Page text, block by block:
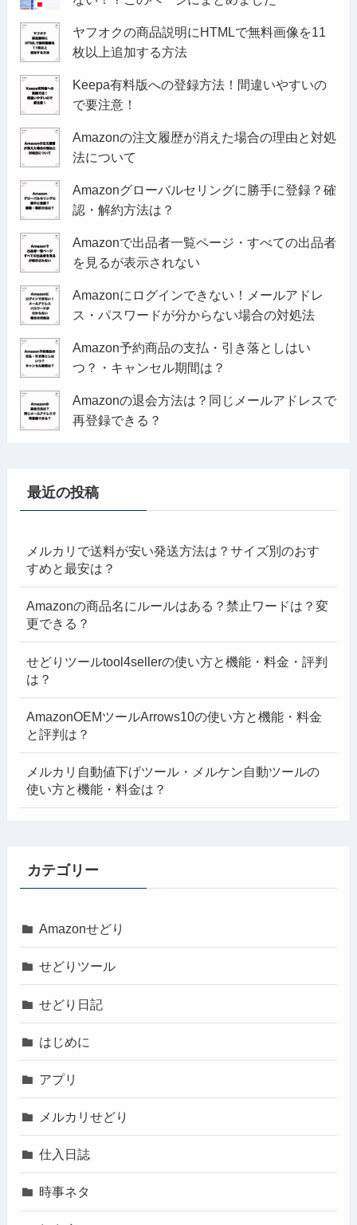
ヤフオクの商品説明にHTMLで無料画像を11
枚以上追加する方法
Keepa有料版への登録方法！間違いやすいの
で要注意！
Amazonの注文履歴が消えた場合の理由と対処
法について
Amazonグローバルセリングに勝手に登録？確
認・解約方法は？
Amazonで出品者一覧ページ・すべての出品者
を見るが表示されない
Amazonにログインできない！メールアドレ
ス・パスワードが分からない場合の対処法
Amazon予約商品の支払・引き落としはい
つ？・キャンセル期間は？
Amazonの退会方法は？同じメールアドレスで
再登録できる？
最近の投稿
メルカリで送料が安い発送方法は？サイズ別のおす
すめと最安は？
Amazonの商品名にルールはある？禁止ワードは？変
更できる？
せどりツールtool4sellerの使い方と機能・料金・評判
は？
AmazonOEMツールArrows10の使い方と機能・料金
と評判は？
メルカリ自動値下げツール・メルケン自動ツールの
使い方と機能・料金は？
カテゴリー
Amazonせどり
せどりツール
せどり日記
はじめに
アプリ
メルカリせどり
仕入日誌
時事ネタ